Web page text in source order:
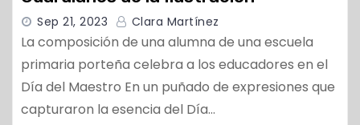
Sep 21, 2023 Clara Martínez
La composición de una alumna de una escuela
primaria porteña celebra a los educadores en el
Día del Maestro En un puñado de expresiones que
capturaron la esencia del Día…